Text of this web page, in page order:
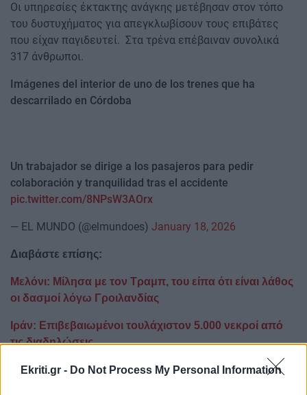
Ekriti.gr - Do Not Process My Personal Information
Οι υπηρεσίες έκτακτης ανάγκης μετέβησαν στον τόπο
του δυστυχήματος για απεγκλωβίσουν τους επιβάτες
που είχαν παγιδευτεί. Στα τρένα επέβαιναν συνολικά
317 άνθρωποι.
Imágenes del interior de uno de los trenes que ha
descarrilado en Córdoba
Un trabajador se dirige a los pasajeros para pedir
colaboración y tranquilidad tras el accidente
pic.twitter.com/8NPsW3AOrx
— EL MUNDO (@elmundoes) January 18, 2026
Διαβάστε επίσης:
Μελόνι: Μίλησα με τον Τραμπ, του είπα ότι είναι λάθος
οι δασμοί λόγω Γροιλανδίας
Ιράν: Επιβεβαιωμένοι τουλάχιστον 5.000 νεκροί από
τις διαδηλώσεις
Ακολουθήστε το ekriti.gr στοGoogle Newsκαι